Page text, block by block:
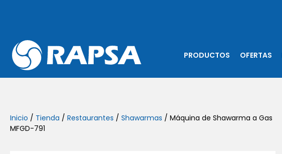
PRODUCTOS OFERTAS
Inicio / Tienda / Restaurantes / Shawarmas / Máquina de Shawarma a Gas
MFGD-791